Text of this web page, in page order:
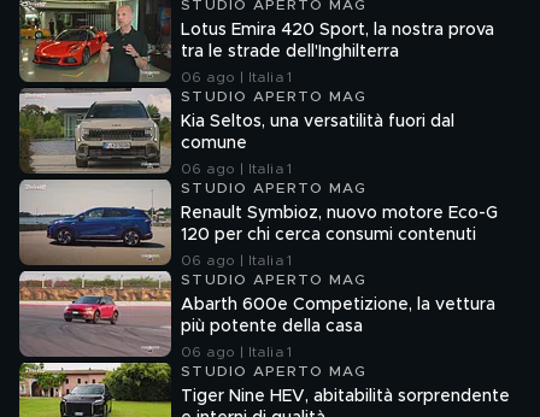
STUDIO APERTO MAG
Lotus Emira 420 Sport, la nostra prova
tra le strade dell'Inghilterra
06 ago | Italia 1
STUDIO APERTO MAG
Kia Seltos, una versatilità fuori dal
comune
06 ago | Italia 1
STUDIO APERTO MAG
Renault Symbioz, nuovo motore Eco-G
120 per chi cerca consumi contenuti
06 ago | Italia 1
STUDIO APERTO MAG
Abarth 600e Competizione, la vettura
più potente della casa
06 ago | Italia 1
STUDIO APERTO MAG
Tiger Nine HEV, abitabilità sorprendente